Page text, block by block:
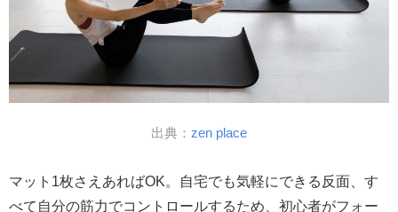
出典： zen place
マット1枚さえあればOK。自宅でも気軽にできる反面、す
べて自分の筋力でコントロールするため、初心者がフォー